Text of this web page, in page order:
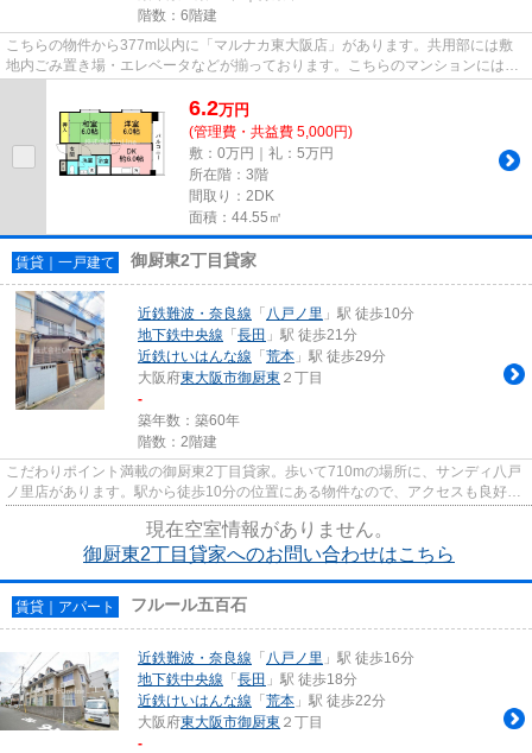
階数：6階建
こちらの物件から377m以内に「マルナカ東大阪店」があります。共用部には敷
地内ごみ置き場・エレベータなどが揃っております。こちらのマンションには自
走式駐車場があります。こちら...
6.2万円
(管理費・共益費 5,000円)
敷：0万円｜礼：5万円
所在階：3階
間取り：2DK
面積：44.55㎡
賃貸｜一戸建て 御厨東2丁目貸家
近鉄難波・奈良線 「 八戸ノ里 」駅 徒歩10分
地下鉄中央線 「長田 」駅 徒歩21分
近鉄けいはんな線 「荒本 」駅 徒歩29分
大阪府東大阪市御厨東 ２丁目
-
築年数：築60年
階数：2階建
こだわりポイント満載の御厨東2丁目貸家。歩いて710mの場所に、サンディ八戸
ノ里店があります。駅から徒歩10分の位置にある物件なので、アクセスも良好で
す。戸建て物件は、室内のレイ...
現在空室情報がありません。
御厨東2丁目貸家へのお問い合わせはこちら
賃貸｜アパート フルール五百石
近鉄難波・奈良線 「 八戸ノ里 」駅 徒歩16分
地下鉄中央線 「長田 」駅 徒歩18分
近鉄けいはんな線 「荒本 」駅 徒歩22分
大阪府東大阪市御厨東 ２丁目
-